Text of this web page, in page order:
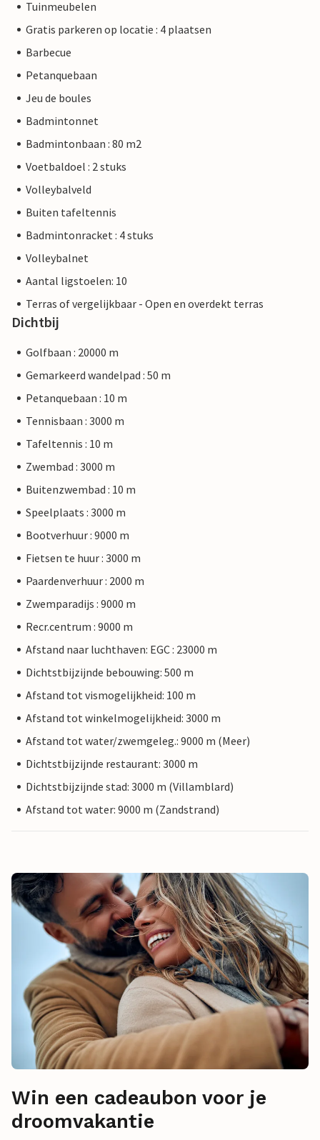
Tuinmeubelen
Gratis parkeren op locatie : 4 plaatsen
Barbecue
Petanquebaan
Jeu de boules
Badmintonnet
Badmintonbaan : 80 m2
Voetbaldoel : 2 stuks
Volleybalveld
Buiten tafeltennis
Badmintonracket : 4 stuks
Volleybalnet
Aantal ligstoelen: 10
Terras of vergelijkbaar - Open en overdekt terras
Dichtbij
Golfbaan : 20000 m
Gemarkeerd wandelpad : 50 m
Petanquebaan : 10 m
Tennisbaan : 3000 m
Tafeltennis : 10 m
Zwembad : 3000 m
Buitenzwembad : 10 m
Speelplaats : 3000 m
Bootverhuur : 9000 m
Fietsen te huur : 3000 m
Paardenverhuur : 2000 m
Zwemparadijs : 9000 m
Recr.centrum : 9000 m
Afstand naar luchthaven: EGC : 23000 m
Dichtstbijzijnde bebouwing: 500 m
Afstand tot vismogelijkheid: 100 m
Afstand tot winkelmogelijkheid: 3000 m
Afstand tot water/zwemgeleg.: 9000 m (Meer)
Dichtstbijzijnde restaurant: 3000 m
Dichtstbijzijnde stad: 3000 m (Villamblard)
Afstand tot water: 9000 m (Zandstrand)
Win een cadeaubon voor je
droomvakantie